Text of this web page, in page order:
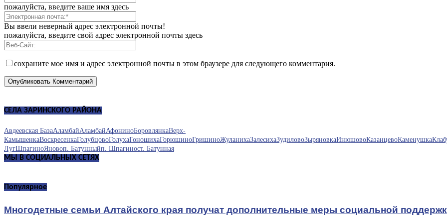
пожалуйста, введите ваше имя здесь
Вы ввели неверный адрес электронной почты!
пожалуйста, введите свой адрес электронной почты здесь
сохраните мое имя и адрес электронной почты в этом браузере для следующего комментария.
СЕЛА ЗАРИНСКОГО РАЙОНА
Авдеевская БазаАламбайАламбайАфониноБоровлянкаВерх-
КамышенкаВоскресенкаГолубцовоГолухаГоношихаГорюшиноГришиноЖуланихаЗалесихаЗудиловоЗыряновкаИнюшовоКазанцевоКаменушка
ЛугШпагиноЯновоп. Батунныйп. Шпагиност. Батунная
МЫ В СОЦИАЛЬНЫХ СЕТЯХ
Популярное
Многодетные семьи Алтайского края получат дополнительные меры социальной